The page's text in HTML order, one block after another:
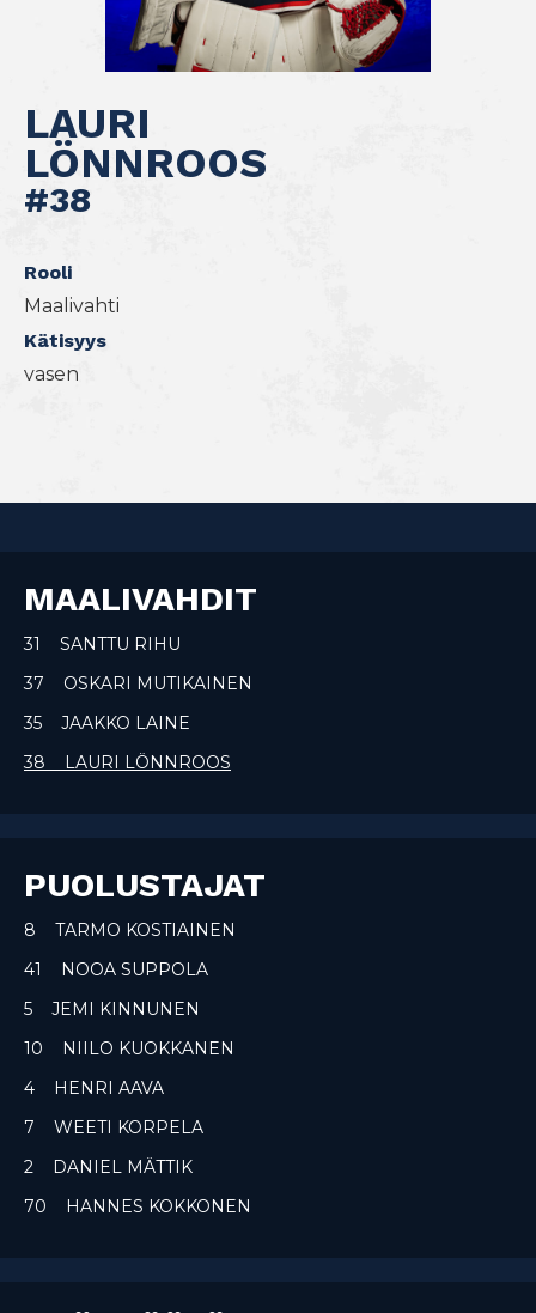
LAURI
LÖNNROOS
#38
Rooli
Maalivahti
Kätisyys
vasen
MAALIVAHDIT
31 SANTTU RIHU
37 OSKARI MUTIKAINEN
35 JAAKKO LAINE
38 LAURI LÖNNROOS
PUOLUSTAJAT
8 TARMO KOSTIAINEN
41 NOOA SUPPOLA
5 JEMI KINNUNEN
10 NIILO KUOKKANEN
4 HENRI AAVA
7 WEETI KORPELA
2 DANIEL MÄTTIK
70 HANNES KOKKONEN